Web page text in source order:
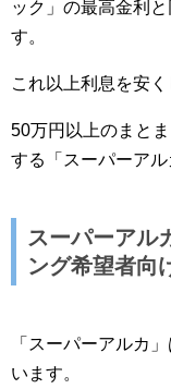
ック」の最高金利
す。
これ以上利息を安
50万円以上のまと
する「スーパーアル
スーパーアル
ング希望者向
「スーパーアルカ
います。